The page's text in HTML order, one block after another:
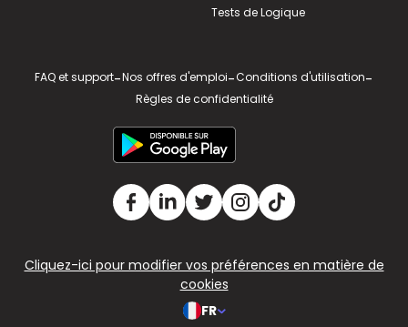
Tests de Logique
FAQ et support-Nos offres d'emploi-Conditions d'utilisation-
Règles de confidentialité
Cliquez-ici pour modifier vos préférences en matière de
cookies
FR